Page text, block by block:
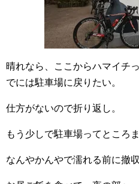
晴れなら、ここからハマイチ
でには駐車場に戻りたい。
仕方がないので折り返し。
もう少しで駐車場ってところ
なんやかんやで濡れる前に撤収